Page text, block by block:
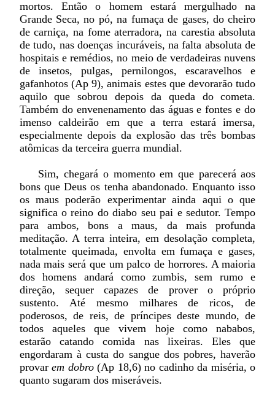
mortos. Então o homem estará mergulhado na
Grande Seca, no pó, na fumaça de gases, do cheiro
de carniça, na fome aterradora, na carestia absoluta
de tudo, nas doenças incuráveis, na falta absoluta de
hospitais e remédios, no meio de verdadeiras nuvens
de insetos, pulgas, pernilongos, escaravelhos e
gafanhotos (Ap 9), animais estes que devorarão tudo
aquilo que sobrou depois da queda do cometa.
Também do envenenamento das águas e fontes e do
imenso caldeirão em que a terra estará imersa,
especialmente depois da explosão das três bombas
atômicas da terceira guerra mundial.
Sim, chegará o momento em que parecerá aos
bons que Deus os tenha abandonado. Enquanto isso
os maus poderão experimentar ainda aqui o que
significa o reino do diabo seu pai e sedutor. Tempo
para ambos, bons a maus, da mais profunda
meditação. A terra inteira, em desolação completa,
totalmente queimada, envolta em fumaça e gases,
nada mais será que um palco de horrores. A maioria
dos homens andará como zumbis, sem rumo e
direção, sequer capazes de prover o próprio
sustento. Até mesmo milhares de ricos, de
poderosos, de reis, de príncipes deste mundo, de
todos aqueles que vivem hoje como nababos,
estarão catando comida nas lixeiras. Eles que
engordaram à custa do sangue dos pobres, haverão
provarem dobro(Ap 18,6) no cadinho da miséria, o
quanto sugaram dos miseráveis.